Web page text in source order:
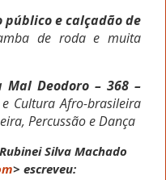
público e calçadão de
de roda e muita
Mal Deodoro – 368 –
Cultura Afro-brasileira
Percussão e Dança
Silva Machado
> escreveu: